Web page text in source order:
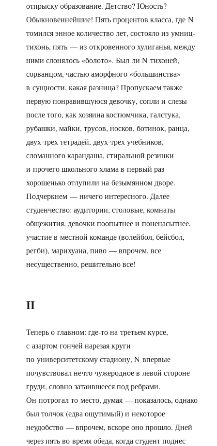
отпрыску образование. Детство? Юность?
Обыкновеннейшие! Пять процентов класса, где N
томился энное количество лет, состояло из умниц-
тихонь, пять — из откровенного хулиганья, между
ними слонялось «болото». Был ли N тихоней,
сорванцом, частью аморфного «большинства» —
в сущности, какая разница? Пропускаем также
первую понравившуюся девочку, сопли и слезы
после того, как хозяина костюмчика, галстука,
рубашки, майки, трусов, носков, ботинок, ранца,
двух-трех тетрадей, двух-трех учебников,
сломанного карандаша, стиральной резинки
и прочего школьного хлама в первый раз
хорошенько отлупили на безымянном дворе.
Подчеркнем — ничего интересного. Далее
студенчество: аудитории, столовые, комнаты
общежития, девочки поопытнее и поненасытнее,
участие в местной команде (волейбол, бейсбол,
регби), марихуана, пиво — впрочем, все
несущественно, решительно все!
II
Теперь о главном: где-то на третьем курсе,
с азартом гончей нарезая круги
по университетскому стадиону, N впервые
почувствовал нечто чужеродное в левой стороне
груди, словно затаившееся под ребрами.
Он потрогал то место, думая — показалось, однако
был толчок (едва ощутимый) и некоторое
неудобство — впрочем, вскоре оно прошло. Дней
через пять во время обеда, когда студент поднес